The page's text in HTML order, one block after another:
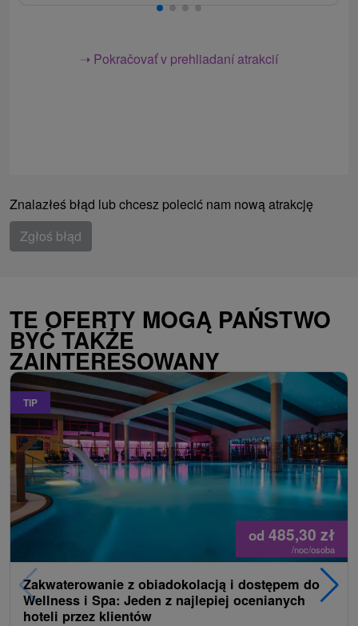
➝ Pokračovať v prehliadaní atrakcií
Znalazłeś błąd lub chcesz polecić nam nową atrakcję
Zgłoś błąd
TE OFERTY MOGĄ PAŃSTWO
BYĆ TAKŻE
ZAINTERESOWANY
TIP
od 485,30 zł
/noc/osoba
Zakwaterowanie z obiadokolacją i dostępem do
Wellness i Spa: Jeden z najlepiej ocenianych
hoteli przez klientów